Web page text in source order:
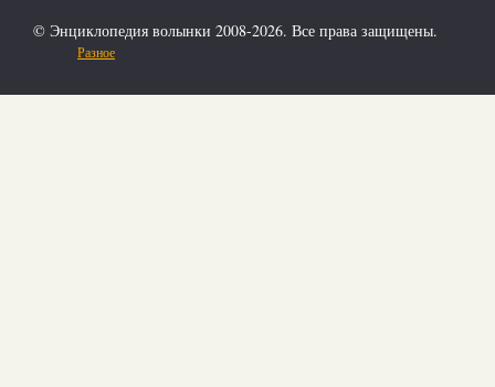
© Энциклопедия волынки 2008-2026. Все права защищены.
Разное